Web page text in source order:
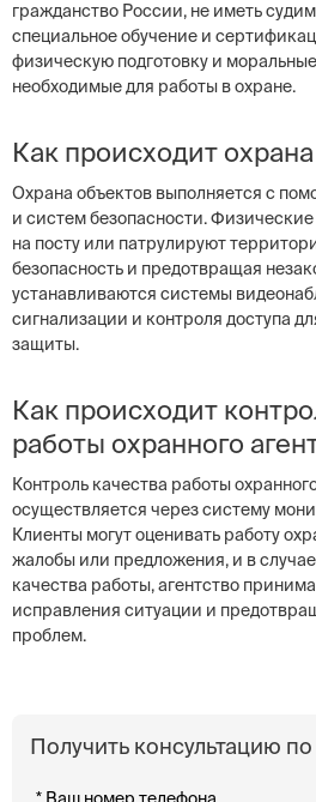
гражданство России, не иметь
специальное обучение и
физическую подготовку и
необходимые для работы в охране.
Как происходит
Охрана объектов выполняется с
и систем безопасности.
на посту или патрулируют
безопасность и предотвращая
устанавливаются системы
сигнализации и контроля доступа
защиты.
Как происходит
работы охранного
Контроль качества работы
осуществляется через систему
Клиенты могут оценивать работу
жалобы или предложения, и в случае
качества работы, агентство
исправления ситуации и
проблем.
Получить консультацию